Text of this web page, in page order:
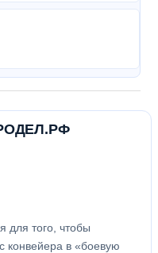
для того, чтобы
конвейера в «боевую